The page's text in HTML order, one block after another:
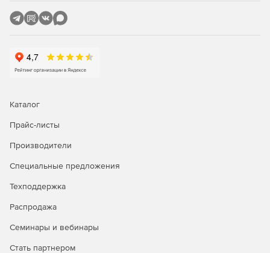
Каталог
Прайс-листы
Производители
Специальные предложения
Техподдержка
Распродажа
Семинары и вебинары
Стать партнером